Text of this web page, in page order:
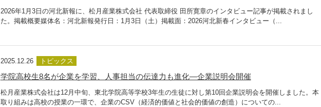
2026年1月3日の河北新報に、松月産業株式会社 代表取締役 田所寛章のインタビュー記事が掲載されまし
た。掲載概要媒体名：河北新報発行日：1月3日（土）掲載面：2026河北新春インタビュー（...
2025.12.26 トピックス
学院高校生8名が企業を学習、人事担当の伝達力も進化―企業説明会開催
松月産業株式会社は12月中旬、東北学院高等学校3年生の生徒に対し第10回企業説明会を開催しました。本
取り組みは高校の授業の一環で、企業のCSV（経済的価値と社会的価値の創造）についての...